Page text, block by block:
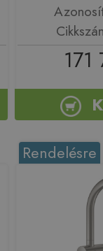
171
Rendelésre